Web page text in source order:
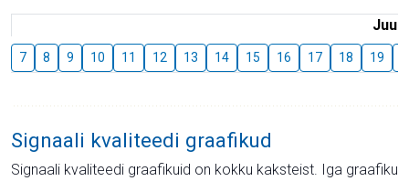
Juuli
7 8 9 10 11 12 13 14 15 16 17 18 19
Signaali kvaliteedi graafikud
Signaali kvaliteedi graafikuid on kokku kaksteist. Iga graafiku